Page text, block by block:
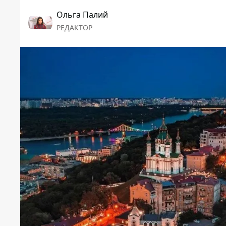
Ольга Палий
РЕДАКТОР